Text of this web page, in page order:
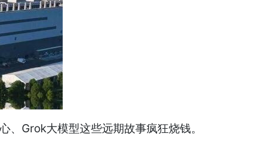
Grok大模型这些远期故事疯狂烧钱。